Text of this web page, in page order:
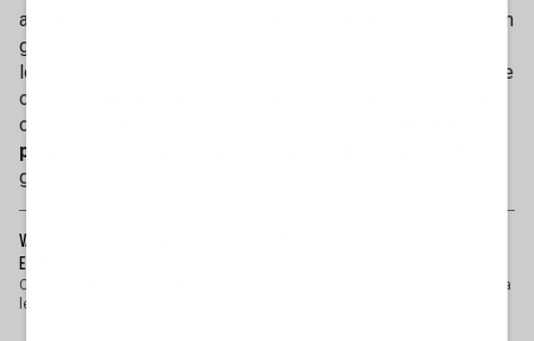
a segnalare. Quello che le sta più a cuore, però, è mettere in
guardia gli altri utenti, soprattutto quelli giovani, che - come
lei fino a pochi giorni - pensano di essere immuni alle truffe
online: "State attenti, non agite d'istito e piuttosto fate una
chiamata prima". ATM precisa anche di
pagamenti via messaggio
genere, sono da considerare dei falsi.
VARESE, LA TRUFFA DEL SECOLO: COMPRA UNA VILLA DA 1,3 MILIONI. MA NON
ESISTE...
Come in “Il mattatore”, il film di Dino Risi in cui Vittorio Gassman seduceva
le sue vittime con il talento ...